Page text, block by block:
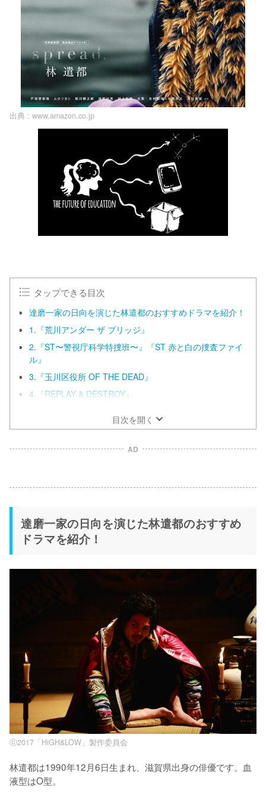
出典 : www.amazon.co.jp
タップできる目次
達磨一家の日向を演じた林遣都のおすすめドラマを紹介！
1.『荒川アンダー ザ ブリッジ』
2.『ST〜警視庁科学特捜班〜』『ST 赤と白の捜査ファイ
ル』
3.『玉川区役所 OF THE DEAD』
4.『REPLAY & DESTROY』
目次を開く
AD
達磨一家の日向を演じた林遣都のおすすめ
ドラマを紹介！
ⓒ2017「HiGH&LOW」製作委員会
林遣都は1990年12月6日生まれ、滋賀県出身の俳優です。血
液型はO型。